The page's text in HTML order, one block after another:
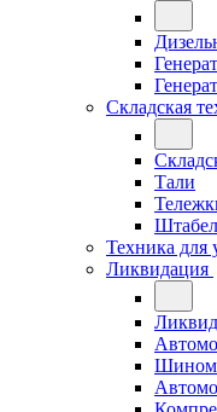
Складская
Тали
Техника для
Ликвидация